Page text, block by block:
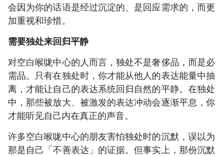
会因为你的话语是经过沉淀的、是回应需求的，而更
加重视和珍惜。
需要独处来回归平静
对空白喉咙中心的人而言，独处不是奢侈品，而是必
需品。只有在独处时，你才能从他人的表达能量中抽
离，才能让自己的表达系统回归自然的平静。在独处
中，那些被放大、被激发的表达冲动会逐渐平息，你
才能听见自己内在真正的声音。
许多空白喉咙中心的朋友害怕独处时的沉默，误以为
那是自己「不善表达」的证据。但事实上，那份沉默